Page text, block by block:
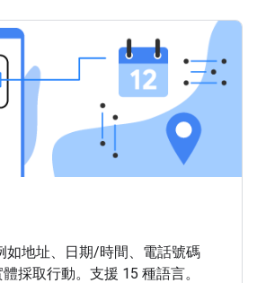
如地址、日期/時間、電話號碼
採取行動。支援 15 種語言。